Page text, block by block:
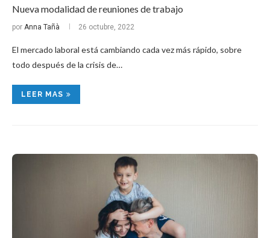
Nueva modalidad de reuniones de trabajo
por Anna Tañà 26 octubre, 2022
El mercado laboral está cambiando cada vez más rápido, sobre
todo después de la crisis de…
LEER MAS